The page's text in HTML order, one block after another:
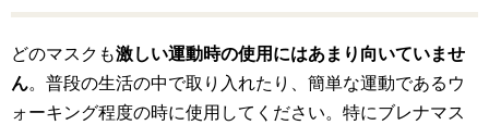
どのマスクも激しい運動時の使用にはあまり向いていませ
ん。普段の生活の中で取り入れたり、簡単な運動であるウ
ォーキング程度の時に使用してください。特にブレナマス